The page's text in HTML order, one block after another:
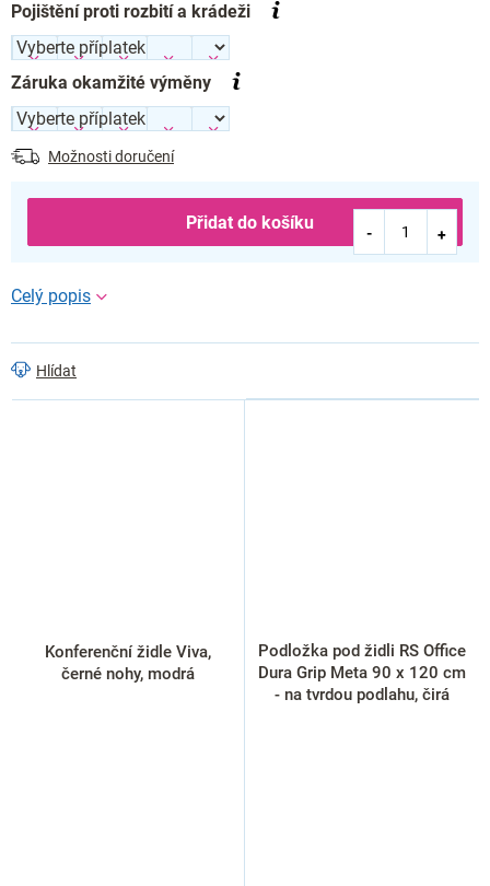
Pojištění proti rozbití a krádeži
Záruka okamžité výměny
Možnosti doručení
Přidat do košíku
Hlídat
Konferenční židle Viva,
černé nohy, modrá
Podložka pod židli RS Office
Dura Grip Meta 90 x 120 cm
- na tvrdou podlahu, čirá